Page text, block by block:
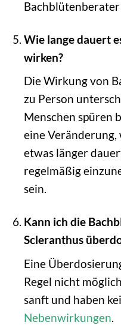
Wie lange dauert
wirken?
Die Wirkung von
zu Person
Menschen spüren
eine Veränderung,
etwas länger
regelmäßig
sein.
Kann ich die
Scleranthus
Eine
Regel nicht
sanft und haben
Nebenwirkungen.